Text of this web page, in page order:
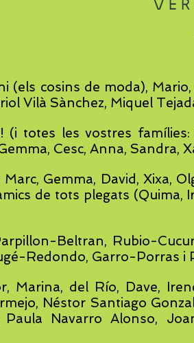
(els cosins de moda),
Vilà Sànchez, Miquel
(i totes les vostres
Cesc, Anna, Sandra,
Gemma, David, Xixa,
de tots plegats (Quima,
Beltran, Rubio-
Redondo, Garro-Porras i
Marina, del Río, Dave,
Néstor Santiago
Navarro Alonso,